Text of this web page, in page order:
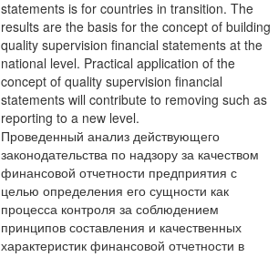
statements is for countries in transition. The
results are the basis for the concept of building
quality supervision financial statements at the
national level. Practical application of the
concept of quality supervision financial
statements will contribute to removing such as
reporting to a new level.
Проведенный анализ действующего
законодательства по надзору за качеством
финансовой отчетности предприятия с
целью определения его сущности как
процесса контроля за соблюдением
принципов составления и качественных
характеристик финансовой отчетности в